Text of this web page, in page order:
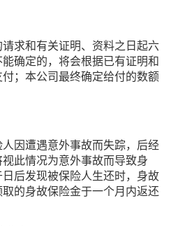
求和有关证明、资料之日起六
确定的，将会根据已有证明和
；本公司最终确定给付的数额
因遭遇意外事故而失踪，后经
此情况为意外事故而导致身
后发现被保险人生还时，身故
的身故保险金于一个月内返还